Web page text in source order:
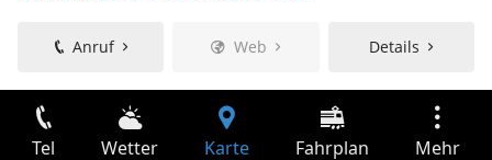
Anruf Web Details
Tel Wetter Karte Fahrplan Mehr